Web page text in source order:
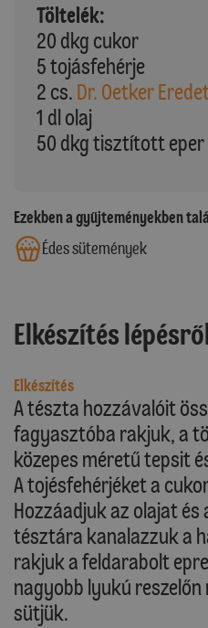
Töltelék:
20 dkg cukor
5 tojásfehérje
2 cs. Dr. Oetker
1 dl olaj
50 dkg tisztított eper
Ezekben a gyűjteményekben
Édes sütemények
Elkészítés
Elkészítés
A tészta hozzávalóit
fagyasztóba rakjuk, a
közepes méretű tepsit
A tojésfehérjéket a
Hozzáadjuk az olajat
tésztára kanalazzuk a
rakjuk a feldarabolt
nagyobb lyukú
sütjük.